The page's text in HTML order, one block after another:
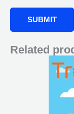
Related